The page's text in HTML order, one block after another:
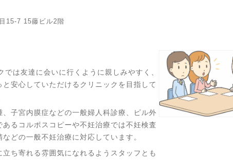
15-7 15藤ビル2階
は友達に会いに行くように親しみやすく、
安心していただけるクリニックを目指して
子宮内膜症などの一般婦人科診療、ピル外
るコルポスコピーや不妊治療では不妊検査
どの一般不妊治療に対応しています。
ち寄れる雰囲気になれるようスタッフとも